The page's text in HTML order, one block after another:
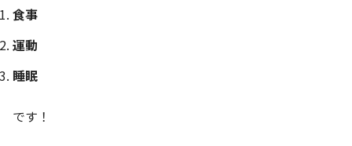
食事
運動
睡眠
です！